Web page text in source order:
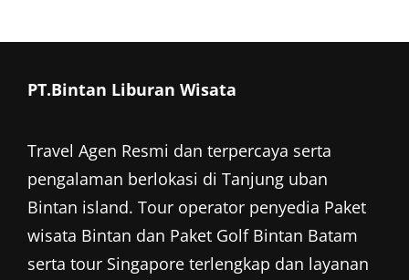
DI
PULAU
PT.Bintan Liburan Wisata
Travel Agen Resmi dan terpercaya serta
pengalaman berlokasi di Tanjung uban
Bintan island. Tour operator penyedia Paket
wisata Bintan dan Paket Golf Bintan Batam
serta tour Singapore terlengkap dan layanan